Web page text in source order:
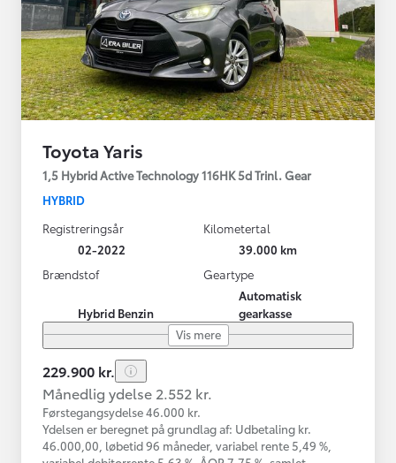
Toyota Yaris
1,5 Hybrid Active Technology 116HK 5d Trinl. Gear
HYBRID
Registreringsår
02-2022
Kilometertal
39.000 km
Brændstof
Hybrid Benzin
Geartype
Automatisk
gearkasse
Vis mere
229.900 kr.
Månedlig ydelse 2.552 kr.
Førstegangsydelse 46.000 kr.
Ydelsen er beregnet på grundlag af: Udbetaling kr.
46.000,00, løbetid 96 måneder, variabel rente 5,49 %,